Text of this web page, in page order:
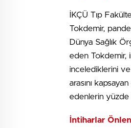
İKÇÜ Tıp
Tokdemir,
Dünya Sağlık
eden Tokdemir,
incelediklerini ve
arasını
edenlerin yüzde
İntiharlar